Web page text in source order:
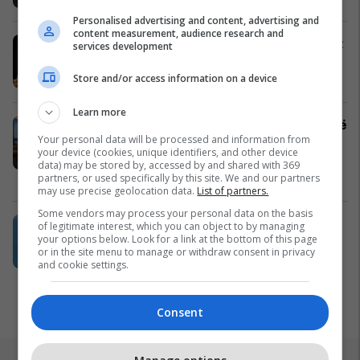
Pas iftarit, tryeza vazhdon me shijet
HAJE - Kosova
Banesë 114m² në Mati 1, për shitje në
kompleksin Rrezja nga Uni Projekt
#14942
Pro Real Estate
UBT hap dyert për gjeneratën e re:
Bursa 20% për studentët e
shkëlqyeshëm në 10 programet më
Personalised advertising and content, advertising and
content measurement, audience research and
services development
Store and/or access information on a device
Learn more
Your personal data will be processed and information from
your device (cookies, unique identifiers, and other device
data) may be stored by, accessed by and shared with 369
partners, or used specifically by this site. We and our partners
may use precise geolocation data. List of partners.
Some vendors may process your personal data on the basis
of legitimate interest, which you can object to by managing
your options below. Look for a link at the bottom of this page
or in the site menu to manage or withdraw consent in privacy
and cookie settings.
Consent